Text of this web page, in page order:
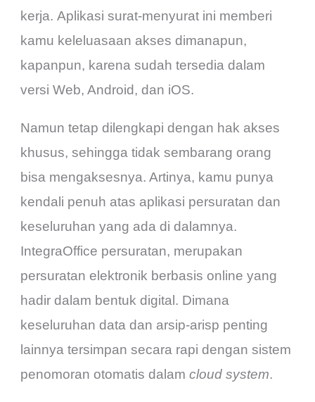
kerja.Aplikasi surat-menyurat ini memberi
kamu keleluasaan akses dimanapun,
kapanpun, karena sudah tersedia dalam
versi Web, Android, dan iOS.
Namun tetap dilengkapi dengan hak akses
khusus, sehingga tidak sembarang orang
bisa mengaksesnya. Artinya, kamu punya
kendali penuh atas aplikasi persuratan dan
keseluruhan yang ada di dalamnya.
IntegraOffice persuratan, merupakan
persuratan elektronik berbasis online yang
hadir dalam bentuk digital. Dimana
keseluruhan data dan arsip-arisp penting
lainnya tersimpan secara rapi dengan sistem
penomoran otomatis dalamcloud system.